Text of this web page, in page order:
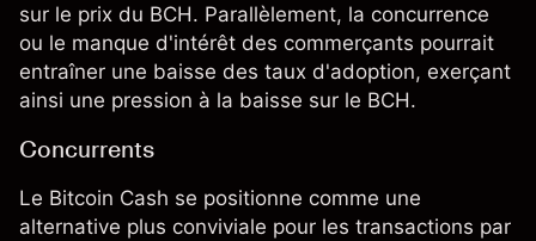
sur le prix du BCH. Parallèlement, la concurrence
ou le manque d'intérêt des commerçants pourrait
entraîner une baisse des taux d'adoption, exerçant
ainsi une pression à la baisse sur le BCH.
Concurrents
Le Bitcoin Cash se positionne comme une
alternative plus conviviale pour les transactions par